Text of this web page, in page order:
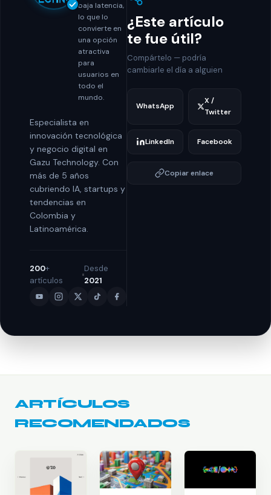
baja latencia,
lo que lo
convierte en
una opción
atractiva
para
usuarios en
todo el
mundo.
Especialista en
innovación tecnológica
y negocio digital en
Gazu Technology. Con
más de 5 años
cubriendo IA, startups y
tendencias en
Colombia y
Latinoamérica.
200+
artículos
Desde
2021
¿Este artículo
te fue útil?
Compártelo — podría
cambiarle el día a alguien
WhatsApp
X /
Twitter
LinkedIn Facebook
Copiar enlace
ARTÍCULOS
RECOMENDADOS